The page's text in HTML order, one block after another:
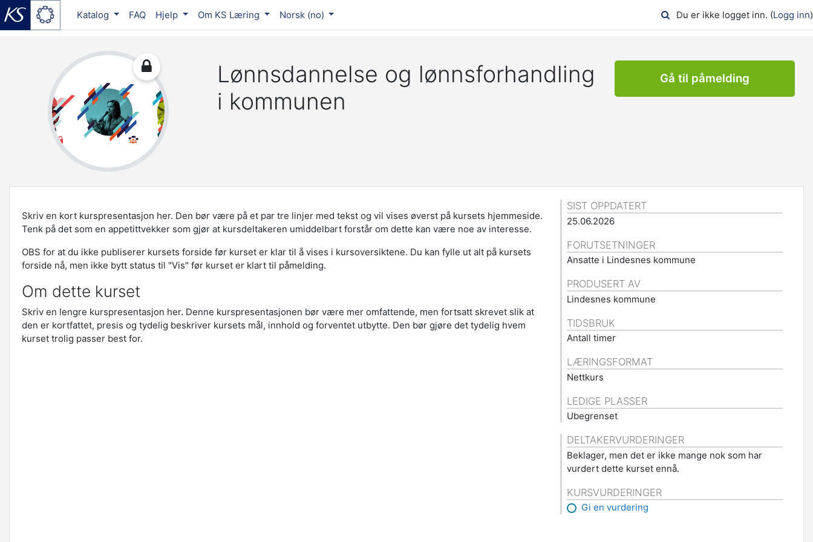
Katalog FAQ Hjelp Om KS Læring Norsk ‎(no)‎ Du er ikke logget inn. (Logg inn)
Lønnsdannelse og lønnsforhandling
i kommunen
Gå til påmelding
Skriv en kort kurspresentasjon her. Den bør være på et par tre linjer med tekst og vil vises øverst på kursets hjemmeside.
Tenk på det som en appetittvekker som gjør at kursdeltakeren umiddelbart forstår om dette kan være noe av interesse.
OBS for at du ikke publiserer kursets forside før kurset er klar til å vises i kursoversiktene. Du kan fylle ut alt på kursets
forside nå, men ikke bytt status til "Vis" før kurset er klart til påmelding.
Om dette kurset
Skriv en lengre kurspresentasjon her. Denne kurspresentasjonen bør være mer omfattende, men fortsatt skrevet slik at
den er kortfattet, presis og tydelig beskriver kursets mål, innhold og forventet utbytte. Den bør gjøre det tydelig hvem
kurset trolig passer best for.
SIST OPPDATERT
25.06.2026
FORUTSETNINGER
Ansatte i Lindesnes kommune
PRODUSERT AV
Lindesnes kommune
TIDSBRUK
Antall timer
LÆRINGSFORMAT
Nettkurs
LEDIGE PLASSER
Ubegrenset
DELTAKERVURDERINGER
Beklager, men det er ikke mange nok som har
vurdert dette kurset ennå.
KURSVURDERINGER
Gi en vurdering